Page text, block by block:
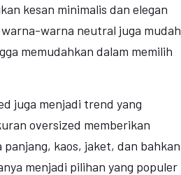
kesan minimalis dan elegan
warna neutral juga mudah
memudahkan dalam memilih
juga menjadi trend yang
oversized memberikan
kaos, jaket, dan bahkan
menjadi pilihan yang populer